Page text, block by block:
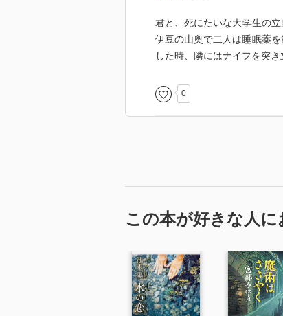
君と、死にたいな大学生の
伊豆の山奥で二人は睡眠薬
した時、隣にはナイフを突
0
この本が好きな人